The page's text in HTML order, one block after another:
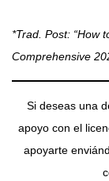
*Trad. Post: “How
Comprehensive
Si deseas una
apoyo con el
apoyarte